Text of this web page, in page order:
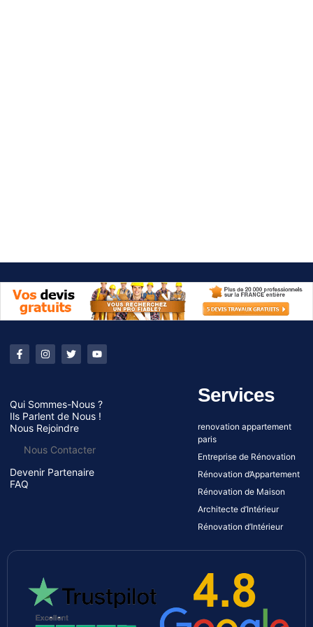
Qui Sommes-Nous ?
Ils Parlent de Nous !
Nous Rejoindre
Nous Contacter
Devenir Partenaire
FAQ
Services
renovation appartement
paris
Entreprise de Rénovation
Rénovation d’Appartement
Rénovation de Maison
Architecte d’Intérieur
Rénovation d’Intérieur